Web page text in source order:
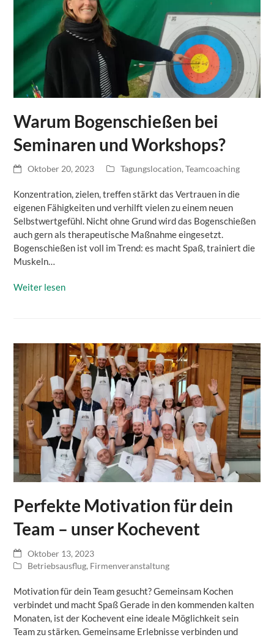
Warum Bogenschießen bei
Seminaren und Workshops?
Oktober 20, 2023 Tagungslocation,Teamcoaching
Konzentration, zielen, treffen stärkt das Vertrauen in die
eigenen Fähigkeiten und verhilft vielen zu einem neuen
Selbstwertgefühl. Nicht ohne Grund wird das Bogenschießen
auch gern als therapeutische Maßnahme eingesetzt.
Bogenschießen ist voll im Trend: es macht Spaß, trainiert die
Muskeln…
Weiter lesen
Perfekte Motivation für dein
Team – unser Kochevent
Oktober 13, 2023
Betriebsausflug, Firmenveranstaltung
Motivation für dein Team gesucht? Gemeinsam Kochen
verbindet und macht Spaß Gerade in den kommenden kalten
Monaten, ist der Kochevent eine ideale Möglichkeit sein
Team zu stärken. Gemeinsame Erlebnisse verbinden und